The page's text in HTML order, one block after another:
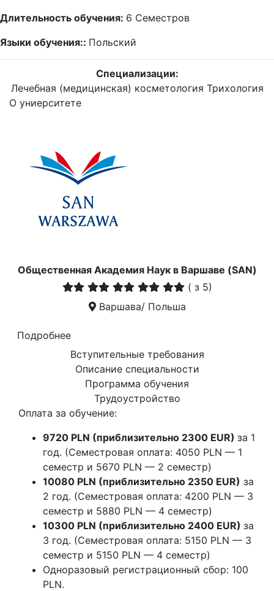
Длительность обучения: 6 Семестров
Языки обучения:: Польский
Специализации:
Лечебная (медицинская) косметология Трихология
О униерситете
Общественная Академия Наук в Варшаве (SAN)
( з 5)
Варшава/ Польша
Подробнее
Вступительные требования
Описание специальности
Программа обучения
Трудоустройство
Оплата за обучение:
9720 PLN (приблизительно 2300 EUR) за 1
год. (Семестровая оплата: 4050 PLN — 1
семестр и 5670 PLN — 2 семестр)
10080 PLN (приблизительно 2350 EUR) за
2 год. (Семестровая оплата: 4200 PLN — 3
семестр и 5880 PLN — 4 семестр)
10300 PLN (приблизительно 2400 EUR) за
3 год. (Семестровая оплата: 5150 PLN — 3
семестр и 5150 PLN — 4 семестр)
Одноразовый регистрационный сбор: 100
PLN.